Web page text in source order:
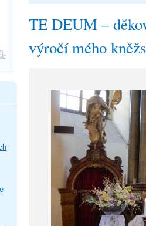
TE DEUM –
výročí mého